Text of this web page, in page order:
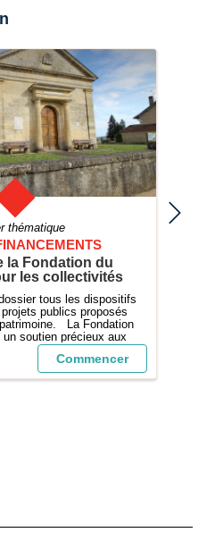
thématique
la Fondation du
les collectivités
tous les dispositifs
publics proposés
La Fondation
soutien précieux aux
engagées dans la
du patrimoine
Ce dos...
Commencer